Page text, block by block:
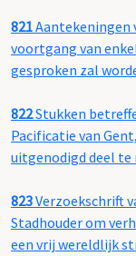
821Aantekeningen
voortgang van
gesproken zal
822Stukken
Pacificatie van
uitgenodigd deel te
823Verzoekschrift
Stadhouder om
een vrij wereldlijk